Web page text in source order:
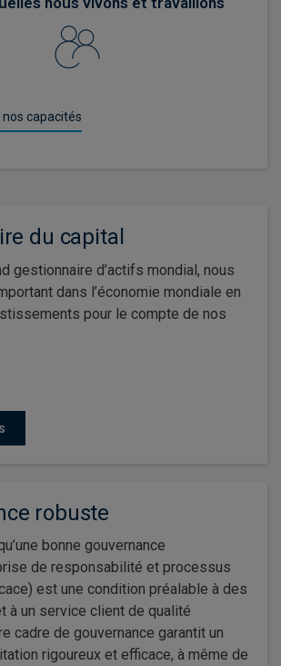
nos capacités
du capital
gestionnaire d’actifs mondial, nous
dans l’économie mondiale en
pour le compte de nos
robuste
bonne gouvernance
de responsabilité et processus
est une condition préalable à des
à un service client de qualité
cadre de gouvernance garantit un
rigoureux et efficace, à même de